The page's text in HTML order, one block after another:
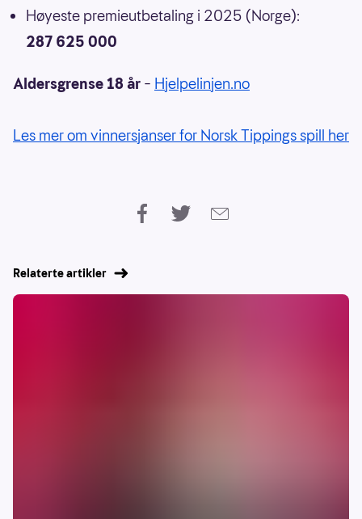
Høyeste premieutbetaling i 2025 (Norge):
287 625 000
Aldersgrense 18 år – Hjelpelinjen.no
Les mer om vinnersjanser for Norsk Tippings spill her
Relaterte artikler